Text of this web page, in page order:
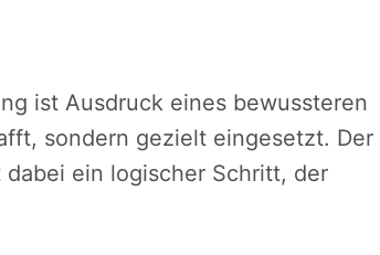
ist Ausdruck eines bewussteren
sondern gezielt eingesetzt. Der
ein logischer Schritt, der